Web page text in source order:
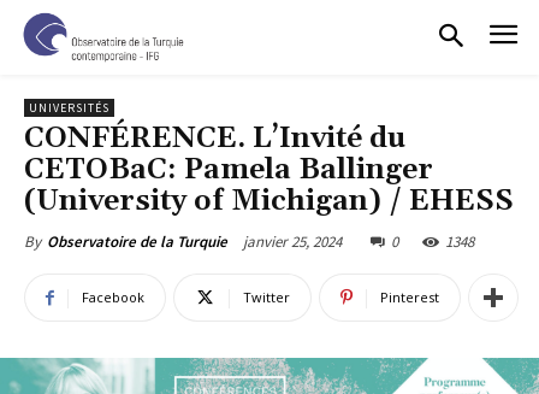
UNIVERSITÉS
CONFÉRENCE. L’Invité du
CETOBaC: Pamela Ballinger
(University of Michigan) / EHESS
By Observatoire de la Turquie janvier 25, 2024 0 1348
Facebook Twitter Pinterest